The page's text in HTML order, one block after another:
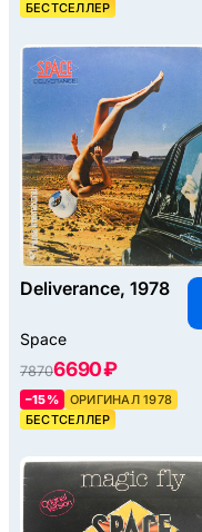
БЕСТСЕЛЛЕР
Deliverance, 1978
Space
78706690 ₽
–15%
ОРИГИНАЛ 1978
БЕСТСЕЛЛЕР